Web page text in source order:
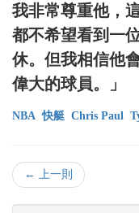
我非常尊重他，
都不希望看到一
休。但我相信他
偉大的球員。」
NBA 快艇 Chris Paul
← 上一則